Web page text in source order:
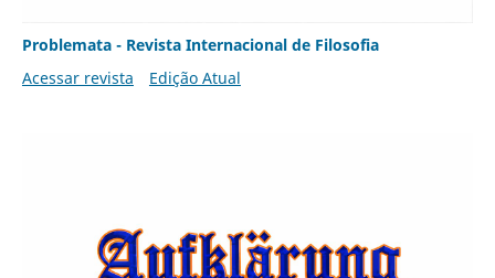
Problemata - Revista Internacional de Filosofia
Acessar revista
Edição Atual